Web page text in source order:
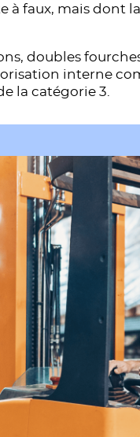
à faux, mais dont
doubles
interne
la catégorie 3.